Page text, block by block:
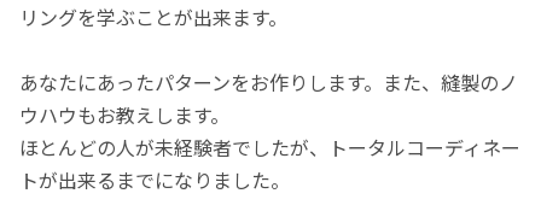
リングを学ぶことが出来ます。
あなたにあったパターンをお作りします。また、縫製のノ
ウハウもお教えします。
ほとんどの人が未経験者でしたが、トータルコーディネー
トが出来るまでになりました。